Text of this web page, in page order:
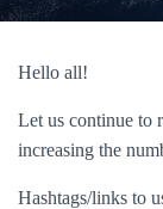
Hello all!
Let us continue to
increasing the
Hashtags/links to